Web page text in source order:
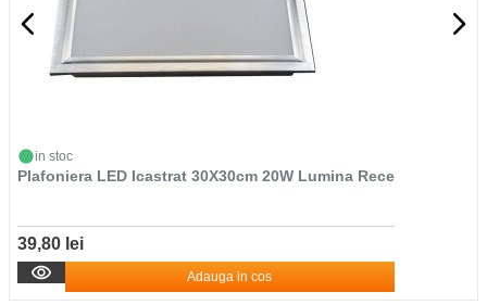
in stoc
Plafoniera LED Icastrat 30X30cm 20W Lumina Rece
39,80 lei
Adauga in cos